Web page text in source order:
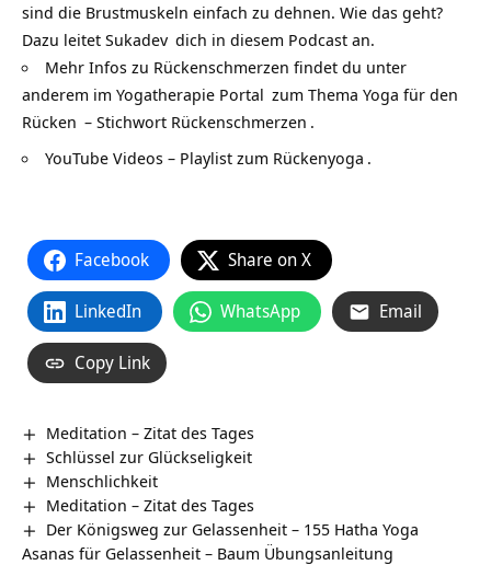
sind die Brustmuskeln einfach zu dehnen. Wie das geht?
Dazu leitet Sukadev dich in diesem Podcast an.
Mehr Infos zu Rückenschmerzen findet du unter
anderem im Yogatherapie Portal zum Thema Yoga für den
Rücken – Stichwort Rückenschmerzen .
YouTube Videos – Playlist zum Rückenyoga .
Facebook Share on X
LinkedIn WhatsApp Email
Copy Link
Meditation – Zitat des Tages
Schlüssel zur Glückseligkeit
Menschlichkeit
Meditation – Zitat des Tages
Der Königsweg zur Gelassenheit – 155 Hatha Yoga
Asanas für Gelassenheit – Baum Übungsanleitung